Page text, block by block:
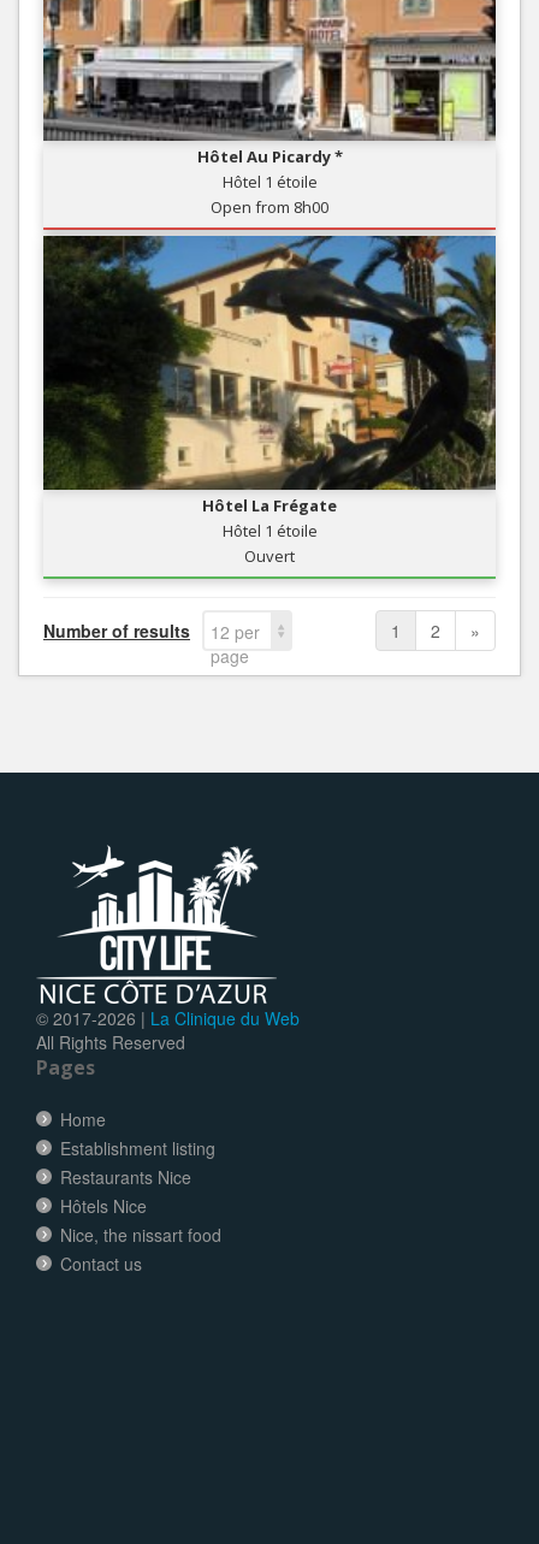
Hôtel Au Picardy *
Hôtel 1 étoile
Open from 8h00
Hôtel La Frégate
Hôtel 1 étoile
Ouvert
Number of results
12 per
page
1 2 »
© 2017-2026 | La Clinique du Web
All Rights Reserved
Pages
Home
Establishment listing
Restaurants Nice
Hôtels Nice
Nice, the nissart food
Contact us